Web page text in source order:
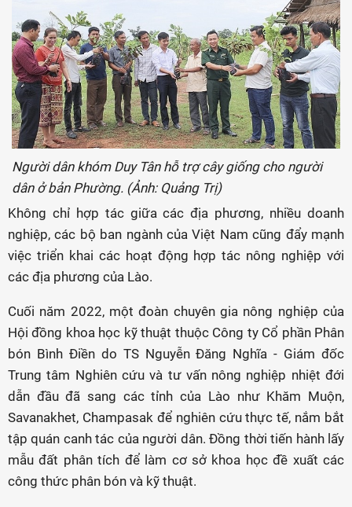
Người dân khóm Duy Tân hỗ trợ cây giống cho người
dân ở bản Phường. (Ảnh: Quảng Trị)
Không chỉ hợp tác giữa các địa phương, nhiều doanh
nghiệp, các bộ ban ngành của Việt Nam cũng đẩy mạnh
việc triển khai các hoạt động hợp tác nông nghiệp với
các địa phương của Lào.
Cuối năm 2022, một đoàn chuyên gia nông nghiệp của
Hội đồng khoa học kỹ thuật thuộc Công ty Cổ phần Phân
bón Bình Điền do TS Nguyễn Đăng Nghĩa - Giám đốc
Trung tâm Nghiên cứu và tư vấn nông nghiệp nhiệt đới
dẫn đầu đã sang các tỉnh của Lào như Khăm Muộn,
Savanakhet, Champasak để nghiên cứu thực tế, nắm bắt
tập quán canh tác của người dân. Đồng thời tiến hành lấy
mẫu đất phân tích để làm cơ sở khoa học đề xuất các
công thức phân bón và kỹ thuật.